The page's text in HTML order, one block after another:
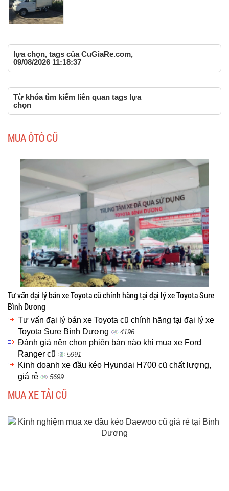
lựa chọn, tags của CuGiaRe.com,
09/08/2026 11:18:37
Từ khóa tìm kiếm liên quan tags lựa
chọn
MUA ÔTÔ CŨ
Tư vấn đại lý bán xe Toyota cũ chính hãng tại đại lý xe Toyota Sure
Bình Dương
Tư vấn đại lý bán xe Toyota cũ chính hãng tại đại lý xe
Toyota Sure Bình Dương
4196
Đánh giá nên chọn phiên bản nào khi mua xe Ford
Ranger cũ
5991
Kinh doanh xe đầu kéo Hyundai H700 cũ chất lượng,
giá rẻ
5699
MUA XE TẢI CŨ